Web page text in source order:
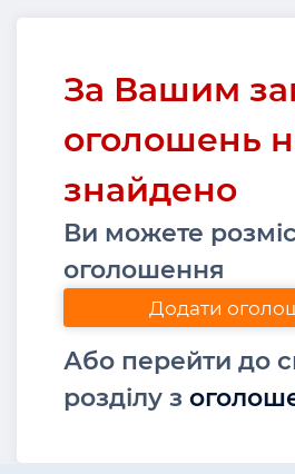
За Вашим
оголошень
знайдено
Ви можете
оголошення
Додати
Або перейти до
розділу з